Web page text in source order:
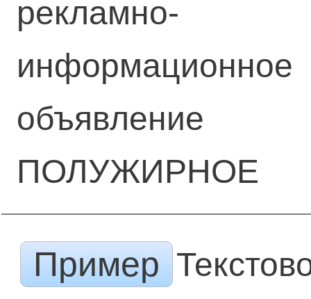
рекламно-
информационное
объявление
ПОЛУЖИРНОЕ
Пример